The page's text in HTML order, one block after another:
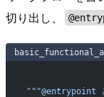
切り出し、
"""@entrypoint と